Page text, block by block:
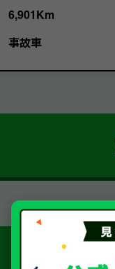
6,901Km
事故車